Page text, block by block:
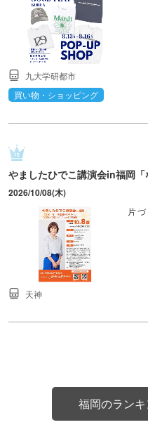
九大学研都市
買い物・ショッピング
やましたひでこ講演会in福岡「
2026/10/08(木)
片
天神
福岡のラン